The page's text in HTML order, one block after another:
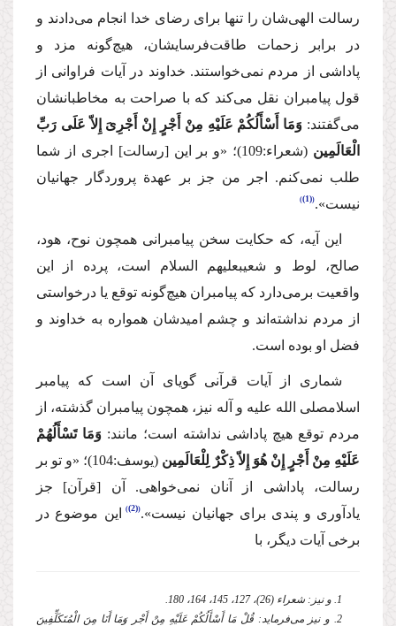
رسالت الهی‌شان را تنها برای رضای خدا انجام می‌دادند و
در برابر زحمات طاقت‌فرسایشان، هیچ‌گونه مزد و
پاداشی از مردم نمی‌خواستند. خداوند در آیات فراوانی از
قول پیامبران نقل می‌كند كه با صراحت به مخاطبانشان
می‌گفتند: وَمَا أَسْأَلُكُمْ عَلَیْهِ مِنْ أَجْرٍ إِنْ أَجْرِیَ إِلاّ عَلَی رَبِّ
الْعَالَمِین (شعراء:109)؛
«و بر این [رسالت] اجری از شما
طلب نمی‌كنم. اجر من جز بر عهدة پروردگار جهانیان
نیست». (1)
این آیه، كه حكایت سخن پیامبرانی همچون نوح، هود،
صالح، لوط و شعیبعلیهم السلام است، پرده از این
واقعیت برمی‌دارد كه پیامبران هیچ‌گونه توقع یا درخواستی
از مردم نداشته‌اند و چشم امیدشان همواره به خداوند و
فضل او بوده است.
شماری از آیات قرآنی گویای آن است كه پیامبر
اسلامصلی الله علیه و آله نیز، همچون پیامبران گذشته، از
مردم توقع هیچ پاداشی نداشته است؛ مانند: وَمَا تَسْأَلُهُمْ
عَلَیْهِ مِنْ أَجْرٍ إِنْ هُوَ إِلاّ ذِكْرٌ لِلْعَالَمِین (یوسف:104)؛
«و تو بر
رسالت، پاداشی از آنان نمی‌خواهی. آن [قرآن] جز
یادآوری و پندی برای جهانیان نیست». (2)
این موضوع در
برخی آیات دیگر، با
1. و نیز: شعراء (26)، 127، 145، 164، 180.
2. و نیز می‌فرماید: قُلْ مَا أَسْأَلُكُمْ عَلَیْهِ مِنْ أَجْر وَمَا أَنَا مِنَ الْمُتَكَلِّفِینَ